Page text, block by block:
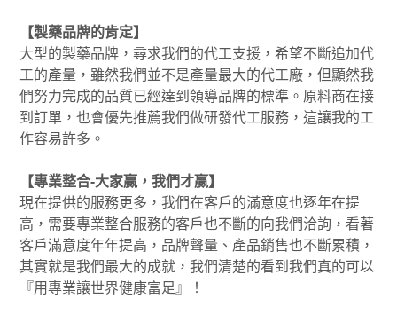
【製藥品牌的肯定】
大型的製藥品牌，尋求我們的代工支援，希望不斷追加代
工的產量，雖然我們並不是產量最大的代工廠，但顯然我
們努力完成的品質已經達到領導品牌的標準。原料商在接
到訂單，也會優先推薦我們做研發代工服務，這讓我的工
作容易許多。
【專業整合-大家贏，我們才贏】
現在提供的服務更多，我們在客戶的滿意度也逐年在提
高，需要專業整合服務的客戶也不斷的向我們洽詢，看著
客戶滿意度年年提高，品牌聲量、產品銷售也不斷累積，
其實就是我們最大的成就，我們清楚的看到我們真的可以
『用專業讓世界健康富足』！